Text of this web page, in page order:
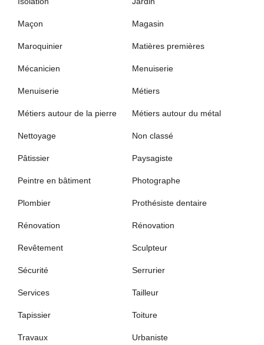
Maçon Magasin
Maroquinier Matières premières
Mécanicien Menuiserie
Menuiserie Métiers
Métiers autour de la pierre Métiers autour du métal
Nettoyage Non classé
Pâtissier Paysagiste
Peintre en bâtiment Photographe
Plombier Prothésiste dentaire
Rénovation Rénovation
Revêtement Sculpteur
Sécurité Serrurier
Services Tailleur
Tapissier Toiture
Travaux Urbaniste